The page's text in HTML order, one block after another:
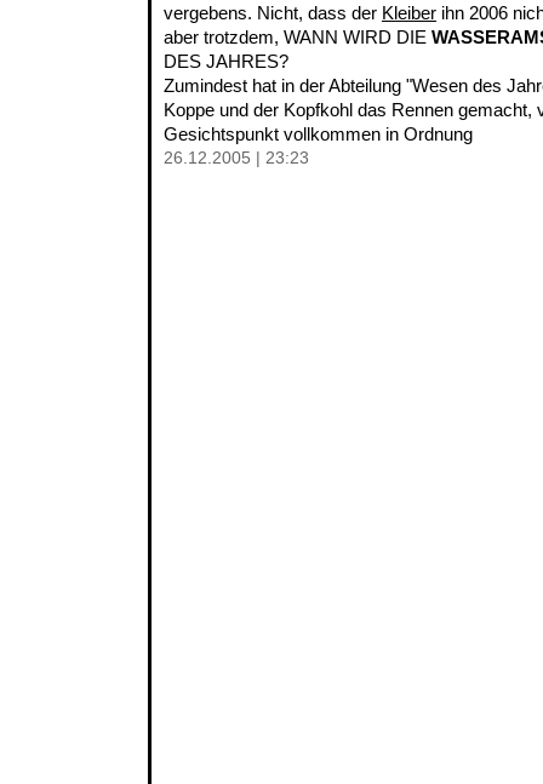
vergebens. Nicht, dass der Kleiber ihn 2006
aber trotzdem, WANN WIRD DIE
DES JAHRES?
Zumindest hat in der Abteilung "Wesen des
Koppe und der Kopfkohl das Rennen gemacht,
Gesichtspunkt vollkommen in Ordnung
26.12.2005 | 23:23